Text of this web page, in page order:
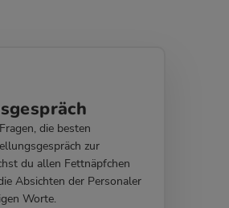
die besten
zur
du allen Fettnäpfchen
Absichten der Personaler
Worte.